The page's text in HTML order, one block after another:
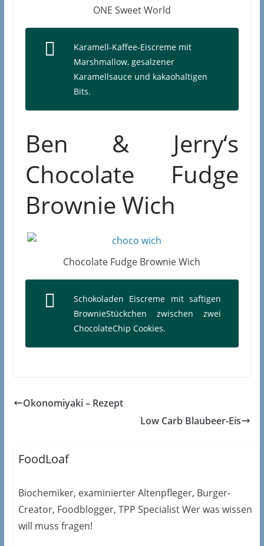
ONE Sweet World
Karamell-Kaffee-Eiscreme mit
Marshmallow, gesalzener
Karamellsauce und kakaohaltigen
Bits.
Ben & Jerry‘s
Chocolate Fudge
Brownie Wich
Chocolate Fudge Brownie Wich
Schokoladen Eiscreme mit saftigen
BrownieStückchen zwischen zwei
ChocolateChip Cookies.
Okonomiyaki – Rezept
Low Carb Blaubeer-Eis
FoodLoaf
Biochemiker, examinierter Altenpfleger, Burger-
Creator, Foodblogger, TPP Specialist Wer was wissen
will muss fragen!